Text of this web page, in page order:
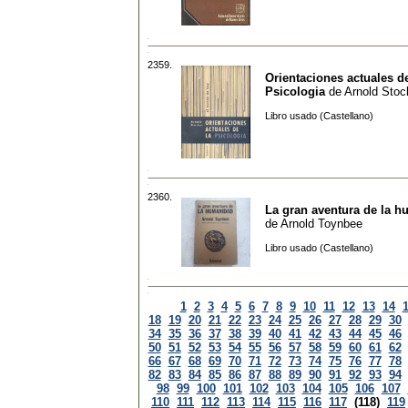
2359.
Orientaciones actuales
Psicologia de Arnold
Libro usado (Castellano)
2360.
La gran aventura de la
de Arnold Toynbee
Libro usado (Castellano)
1 2 3 4 5 6 7 8 9 10 11 12 13 14
18 19 20 21 22 23 24 25 26 27 28 29 30
34 35 36 37 38 39 40 41 42 43 44 45 46
50 51 52 53 54 55 56 57 58 59 60 61 62
66 67 68 69 70 71 72 73 74 75 76 77 78
82 83 84 85 86 87 88 89 90 91 92 93 94
98 99 100 101 102 103 104 105 106 107
110 111 112 113 114 115 116 117 (118) 119